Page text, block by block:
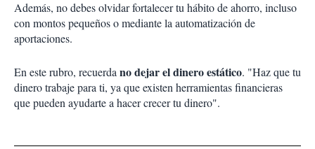
Además, no debes olvidar fortalecer tu hábito de ahorro, incluso
con montos pequeños o mediante la automatización de
aportaciones.
En este rubro, recuerdano dejar el dinero estático. "Haz que tu
dinero trabaje para ti, ya que existen herramientas financieras
que pueden ayudarte a hacer crecer tu dinero".